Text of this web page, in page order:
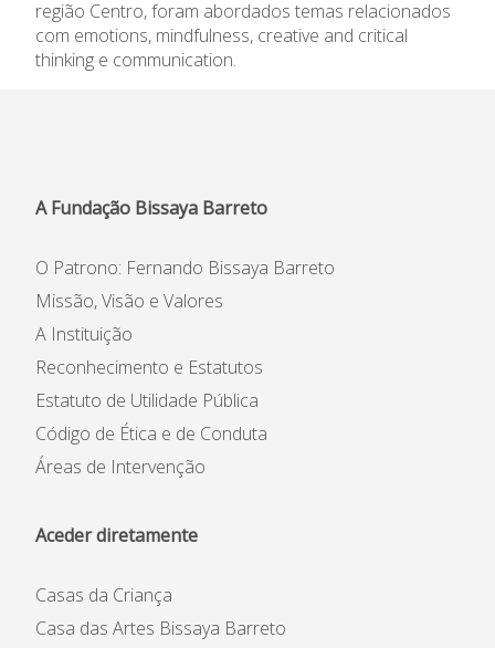
Jornal “O Coreto”
Privacidade
Ano Letivo
APEE
Notícias
região Centro, foram abordados temas relacionados
com emotions, mindfulness, creative and critical
thinking e communication.
A Fundação Bissaya Barreto
O Patrono: Fernando Bissaya Barreto
Missão, Visão e Valores
A Instituição
Reconhecimento e Estatutos
Estatuto de Utilidade Pública
Código de Ética e de Conduta
Áreas de Intervenção
Aceder diretamente
Casas da Criança
Casa das Artes Bissaya Barreto